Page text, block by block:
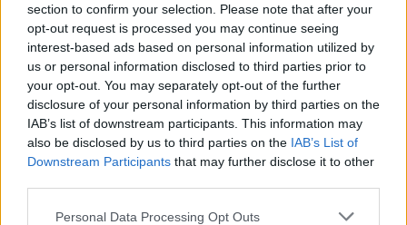
section to confirm your selection. Please note that after your
opt-out request is processed you may continue seeing
interest-based ads based on personal information utilized by
us or personal information disclosed to third parties prior to
your opt-out. You may separately opt-out of the further
disclosure of your personal information by third parties on the
IAB’s list of downstream participants. This information may
also be disclosed by us to third parties on the IAB’s List of
Downstream Participants that may further disclose it to other
Personal Data Processing Opt Outs
συνεργαστεί και με ποιες λύσεις σε όλα τα κομμάτια
που είστε εκτεθειμένοι στο cloud!
Στο παρακάτω σχήμα περιγράφεται όλη η επιφάνεια
πιθανής επίθεσης (attack surface) για έναν
οργανισμό και πως οι Pylones Hellas και με ποιους
συνεργαζόμενους κατασκευαστές και πλατφόρμες
είτε μεμονωμένα είτε συνδικάστηκα είναι σε θέση